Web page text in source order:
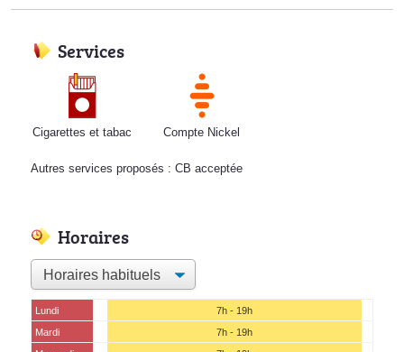
Services
Cigarettes et tabac Compte Nickel
Autres services proposés : CB acceptée
Horaires
Lundi
7h - 19h
Mardi
7h - 19h